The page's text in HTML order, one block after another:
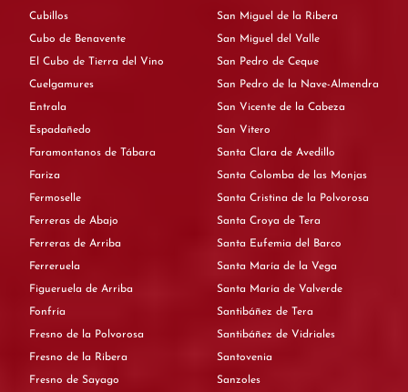
Cubillos
Cubo de Benavente
El Cubo de Tierra del Vino
Cuelgamures
Entrala
Espadañedo
Faramontanos de Tábara
Fariza
Fermoselle
Ferreras de Abajo
Ferreras de Arriba
Ferreruela
Figueruela de Arriba
Fonfría
Fresno de la Polvorosa
Fresno de la Ribera
Fresno de Sayago
San Miguel de la Ribera
San Miguel del Valle
San Pedro de Ceque
San Pedro de la Nave-Almendra
San Vicente de la Cabeza
San Vitero
Santa Clara de Avedillo
Santa Colomba de las Monjas
Santa Cristina de la Polvorosa
Santa Croya de Tera
Santa Eufemia del Barco
Santa María de la Vega
Santa María de Valverde
Santibáñez de Tera
Santibáñez de Vidriales
Santovenia
Sanzoles